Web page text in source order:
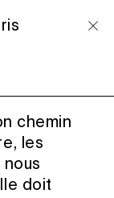
chemin
les
doit